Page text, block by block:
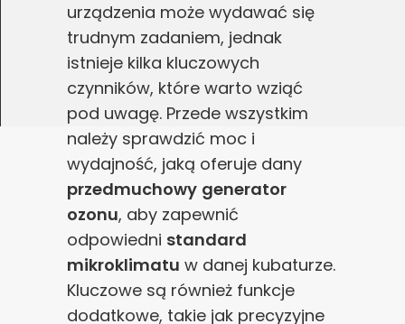
urządzenia może wydawać się
trudnym zadaniem, jednak
istnieje kilka kluczowych
czynników, które warto wziąć
pod uwagę. Przede wszystkim
należy sprawdzić moc i
wydajność, jaką oferuje dany
przedmuchowy generator
ozonu, aby zapewnić
odpowiedni standard
mikroklimatu w danej kubaturze.
Kluczowe są również funkcje
dodatkowe, takie jak precyzyjne